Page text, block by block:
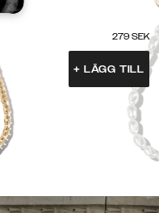
279 SEK
+ LÄGG TILL